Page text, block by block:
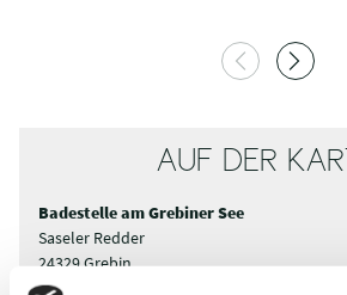
AUF DER
Badestelle am Grebiner See
Saseler Redder
24329 Grebin
Deutschland